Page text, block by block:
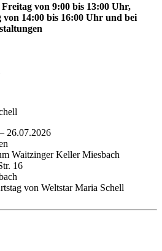
von 9:00 bis 13:00 Uhr,
von 14:00 bis 16:00 Uhr und bei
– 26.07.2026
Waitzinger Keller Miesbach
16
von Weltstar Maria Schell